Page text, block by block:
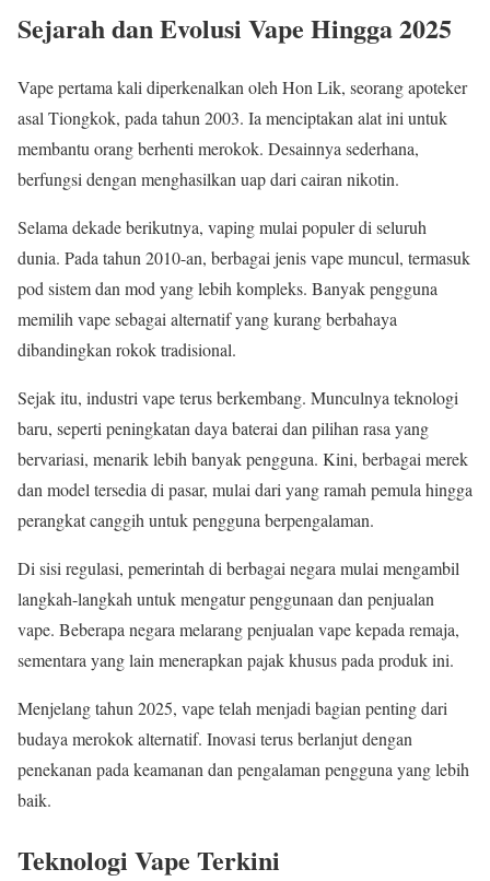
Sejarah dan Evolusi Vape Hingga 2025
Vape pertama kali diperkenalkan oleh Hon Lik, seorang apoteker
asal Tiongkok, pada tahun 2003. Ia menciptakan alat ini untuk
membantu orang berhenti merokok. Desainnya sederhana,
berfungsi dengan menghasilkan uap dari cairan nikotin.
Selama dekade berikutnya, vaping mulai populer di seluruh
dunia. Pada tahun 2010-an, berbagai jenis vape muncul, termasuk
pod sistem dan mod yang lebih kompleks. Banyak pengguna
memilih vape sebagai alternatif yang kurang berbahaya
dibandingkan rokok tradisional.
Sejak itu, industri vape terus berkembang. Munculnya teknologi
baru, seperti peningkatan daya baterai dan pilihan rasa yang
bervariasi, menarik lebih banyak pengguna. Kini, berbagai merek
dan model tersedia di pasar, mulai dari yang ramah pemula hingga
perangkat canggih untuk pengguna berpengalaman.
Di sisi regulasi, pemerintah di berbagai negara mulai mengambil
langkah-langkah untuk mengatur penggunaan dan penjualan
vape. Beberapa negara melarang penjualan vape kepada remaja,
sementara yang lain menerapkan pajak khusus pada produk ini.
Menjelang tahun 2025, vape telah menjadi bagian penting dari
budaya merokok alternatif. Inovasi terus berlanjut dengan
penekanan pada keamanan dan pengalaman pengguna yang lebih
baik.
Teknologi Vape Terkini